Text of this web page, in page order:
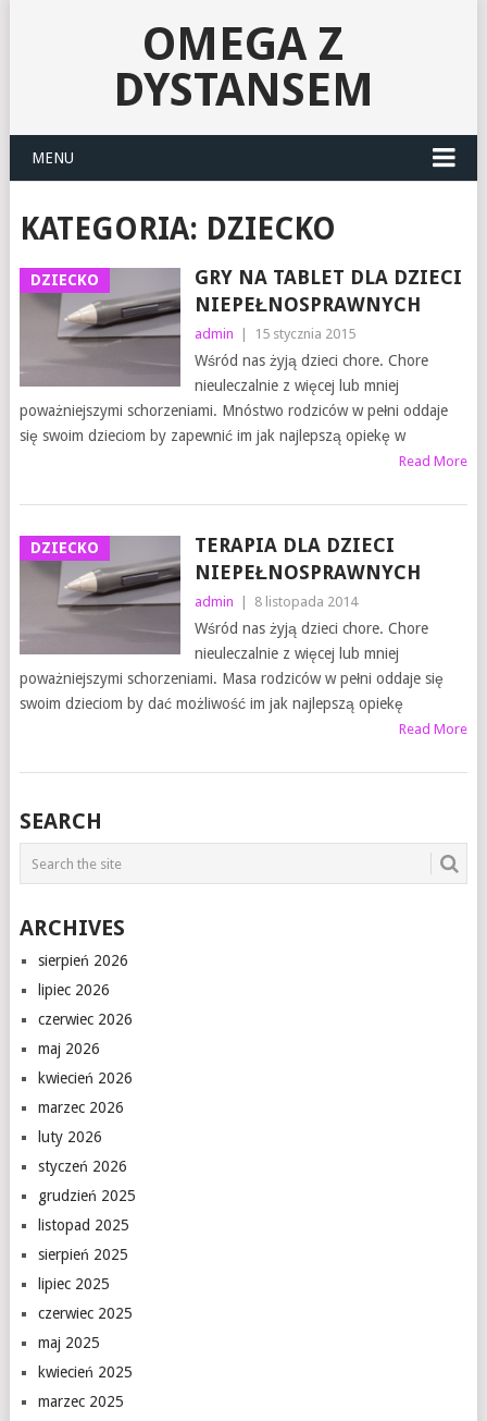
OMEGA Z
DYSTANSEM
MENU
KATEGORIA: DZIECKO
DZIECKO
GRY NA TABLET DLA DZIECI
NIEPEŁNOSPRAWNYCH
admin 15 stycznia 2015
Wśród nas żyją dzieci chore. Chore
nieuleczalnie z więcej lub mniej
poważniejszymi schorzeniami. Mnóstwo rodziców w pełni oddaje
się swoim dzieciom by zapewnić im jak najlepszą opiekę w
Read More
DZIECKO
TERAPIA DLA DZIECI
NIEPEŁNOSPRAWNYCH
admin 8 listopada 2014
Wśród nas żyją dzieci chore. Chore
nieuleczalnie z więcej lub mniej
poważniejszymi schorzeniami. Masa rodziców w pełni oddaje się
swoim dzieciom by dać możliwość im jak najlepszą opiekę
Read More
SEARCH
ARCHIVES
sierpień 2026
lipiec 2026
czerwiec 2026
maj 2026
kwiecień 2026
marzec 2026
luty 2026
styczeń 2026
grudzień 2025
listopad 2025
sierpień 2025
lipiec 2025
czerwiec 2025
maj 2025
kwiecień 2025
marzec 2025